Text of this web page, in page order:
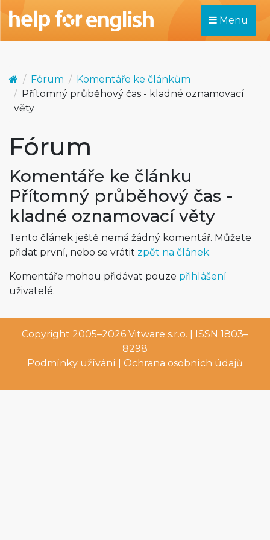
Menu
Fórum
Komentáře ke článkům
Přítomný průběhový čas - kladné oznamovací
věty
Fórum
Komentáře ke článku
Přítomný průběhový čas -
kladné oznamovací věty
Tento článek ještě nemá žádný komentář. Můžete
přidat první, nebo se vrátit zpět na článek.
Komentáře mohou přidávat pouze přihlášení
uživatelé.
Copyright 2005–2026 Vitware s.r.o. | ISSN 1803–
8298
Podmínky užívání
Ochrana osobních údajů